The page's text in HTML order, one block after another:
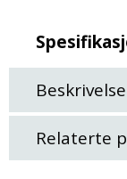
Beskrivelse
Relaterte